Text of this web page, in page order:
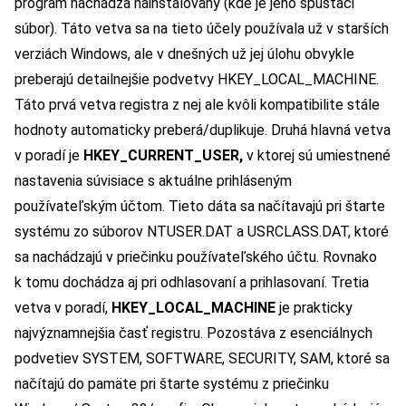
súbor). Táto vetva sa na tieto účely používala už v starších
verziách Windows, ale v dnešných už jej úlohu obvykle
preberajú detailnejšie podvetvy HKEY_LOCAL_MACHINE.
Táto prvá vetva registra z nej ale kvôli kompatibilite stále
hodnoty automaticky preberá/duplikuje. Druhá hlavná vetva
v poradí je HKEY_CURRENT_USER, v ktorej sú umiestnené
nastavenia súvisiace s aktuálne prihláseným
používateľským účtom. Tieto dáta sa načítavajú pri štarte
systému zo súborov NTUSER.DAT a USRCLASS.DAT, ktoré
sa nachádzajú v priečinku používateľského účtu. Rovnako
k tomu dochádza aj pri odhlasovaní a prihlasovaní. Tretia
vetva v poradí, HKEY_LOCAL_MACHINE je prakticky
najvýznamnejšia časť registru. Pozostáva z esenciálnych
podvetiev SYSTEM, SOFTWARE, SECURITY, SAM, ktoré sa
načítajú do pamäte pri štarte systému z priečinku